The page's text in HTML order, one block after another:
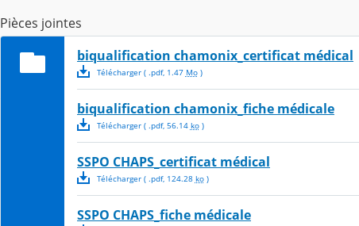
Pièces jointes
biqualification chamonix_certificat médical
Télécharger( .pdf, 1.47 Mo)
biqualification chamonix_fiche médicale
Télécharger( .pdf, 56.14 ko)
SSPO CHAPS_certificat médical
Télécharger( .pdf, 124.28 ko)
SSPO CHAPS_fiche médicale